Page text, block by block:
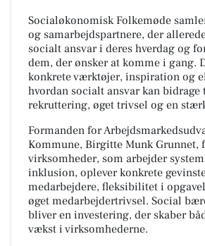
Socialøkonomisk Folkemøde
og samarbejdspartnere, der
socialt ansvar i deres hverdag og
dem, der ønsker at komme i gang.
konkrete værktøjer, inspiration og
hvordan socialt ansvar kan bidrage
rekruttering, øget trivsel og en
Formanden for
Kommune, Birgitte Munk Grunnet,
virksomheder, som arbejder
inklusion, oplever konkrete
medarbejdere, fleksibilitet i
øget medarbejdertrivsel. Social
bliver en investering, der skaber
vækst i virksomhederne.